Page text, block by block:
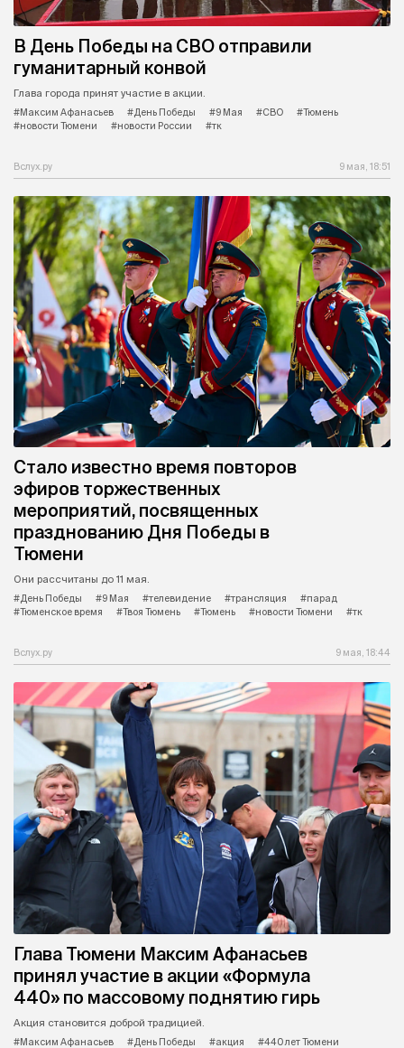
В День Победы на СВО отправили
гуманитарный конвой
Глава города принят участие в акции.
#Максим Афанасьев
#День Победы #9 Мая #СВО
#Тюмень
#новости Тюмени
#новости России #тк
Вслух.ру 9 мая, 18:51
Стало известно время повторов
эфиров торжественных
мероприятий, посвященных
празднованию Дня Победы в
Тюмени
Они рассчитаны до 11 мая.
#День Победы
#9 Мая #телевидение #трансляция
#парад
#Тюменское время
#Твоя Тюмень #Тюмень #новости Тюмени #тк
Вслух.ру 9 мая, 18:44
Глава Тюмени Максим Афанасьев
принял участие в акции «Формула
440» по массовому поднятию гирь
Акция становится доброй традицией.
#Максим Афанасьев
#День Победы #акция
#440 лет Тюмени